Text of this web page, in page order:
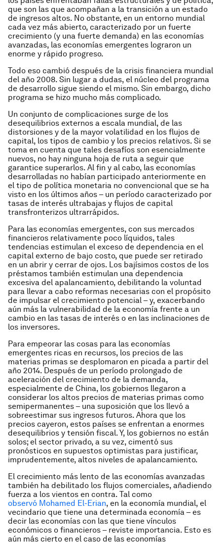
que son las que acompañan a la transición a un estado
de ingresos altos. No obstante, en un entorno mundial
cada vez más abierto, caracterizado por un fuerte
crecimiento (y una fuerte demanda) en las economías
avanzadas, las economías emergentes lograron un
enorme y rápido progreso.
Todo eso cambió después de la crisis financiera mundial
del año 2008. Sin lugar a dudas, el núcleo del programa
de desarrollo sigue siendo el mismo. Sin embargo, dicho
programa se hizo mucho más complicado.
Un conjunto de complicaciones surge de los
desequilibrios externos a escala mundial, de las
distorsiones y de la mayor volatilidad en los flujos de
capital, los tipos de cambio y los precios relativos. Si se
toma en cuenta que tales desafíos son esencialmente
nuevos, no hay ninguna hoja de ruta a seguir que
garantice superarlos. Al fin y al cabo, las economías
desarrolladas no habían participado anteriormente en
el tipo de política monetaria no convencional que se ha
visto en los últimos años – un período caracterizado por
tasas de interés ultrabajas y flujos de capital
transfronterizos ultrarrápidos.
Para las economías emergentes, con sus mercados
financieros relativamente poco líquidos, tales
tendencias estimulan el exceso de dependencia en el
capital externo de bajo costo, que puede ser retirado
en un abrir y cerrar de ojos. Los bajísimos costos de los
préstamos también estimulan una dependencia
excesiva del apalancamiento, debilitando la voluntad
para llevar a cabo reformas necesarias con el propósito
de impulsar el crecimiento potencial – y, exacerbando
aún más la vulnerabilidad de la economía frente a un
cambio en las tasas de interés o en las inclinaciones de
los inversores.
Para empeorar las cosas para las economías
emergentes ricas en recursos, los precios de las
materias primas se desplomaron en picada a partir del
año 2014. Después de un período prolongado de
aceleración del crecimiento de la demanda,
especialmente de China, los gobiernos llegaron a
considerar los altos precios de materias primas como
semipermanentes – una suposición que los llevó a
sobreestimar sus ingresos futuros. Ahora que los
precios cayeron, estos países se enfrentan a enormes
desequilibrios y tensión fiscal. Y, los gobiernos no están
solos; el sector privado, a su vez, cimentó sus
pronósticos en supuestos optimistas para justificar,
imprudentemente, altos niveles de apalancamiento.
El crecimiento más lento de las economías avanzadas
también ha debilitado los flujos comerciales, añadiendo
fuerza a los vientos en contra. Tal como
observó Mohamed El-Erian, en la economía mundial, el
vecindario que tiene una determinada economía – es
decir las economías con las que tiene vínculos
económicos o financieros – reviste importancia. Esto es
aún más cierto en el caso de las economías